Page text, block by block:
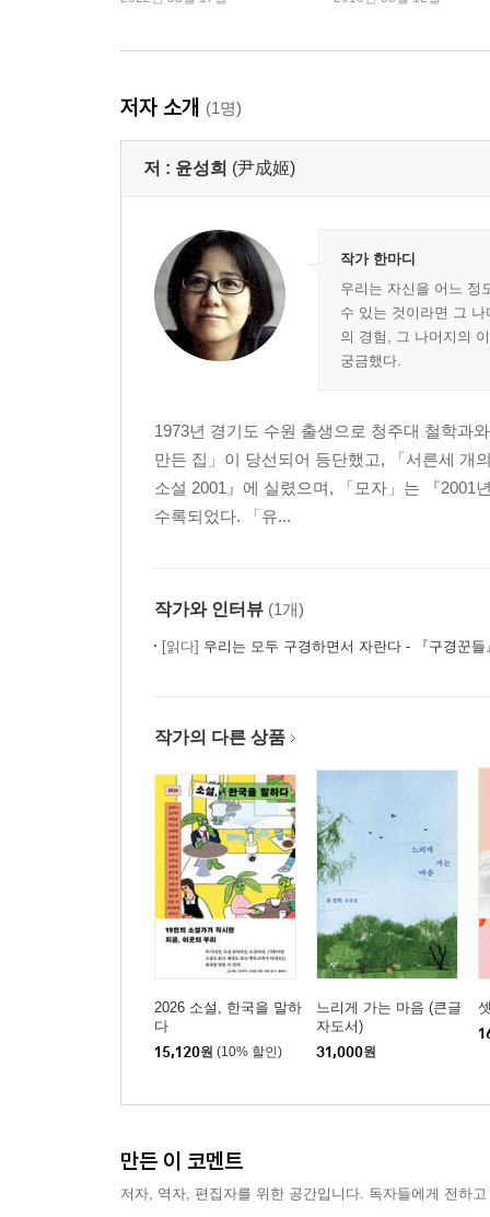
저자 소개 (1명)
저 : 윤성희 (尹成姬)
작가 한마디
우리는 자신을 어느 정
수 있는 것이라면 그
의 경험, 그 나머지의
궁금했다.
1973년 경기도 수원 출생으로 청주대 철학과
만든 집」이 당선되어 등단했고, 「서른세 개
소설 2001』에 실렸으며, 「모자」는 『2001
수록되었다. 「유...
작가와 인터뷰 (1개)
[읽다] 우리는 모두 구경하면서 자란다 - 『구경꾼들
작가의 다른 상품
2026 소설, 한국을 말하
다
15,120원 (10% 할인)
느리게 가는 마음 (큰글
자도서)
31,000원
만든 이 코멘트
저자, 역자, 편집자를 위한 공간입니다. 독자들에게 전하